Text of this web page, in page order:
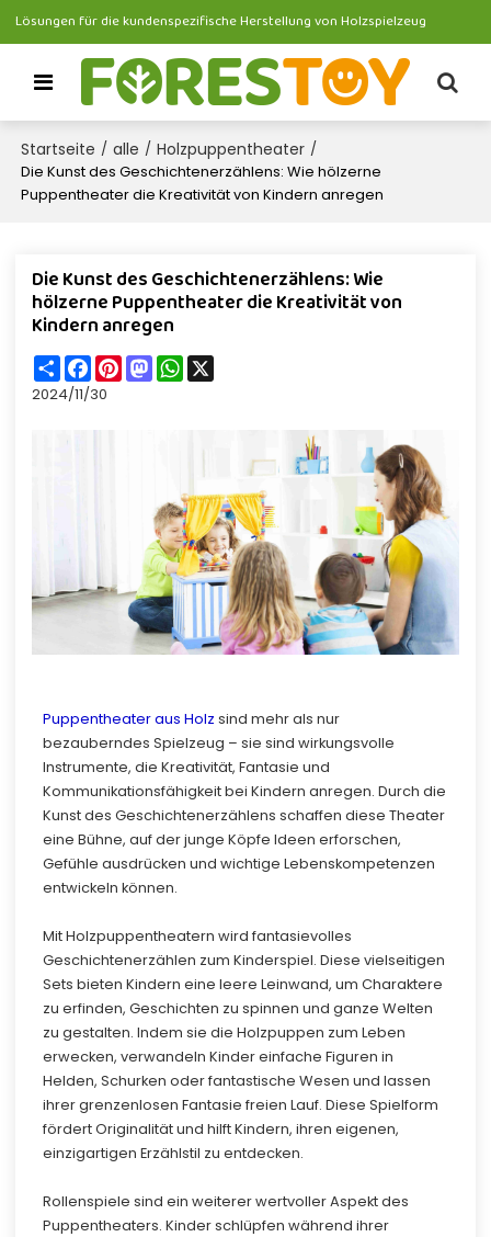
Lösungen für die kundenspezifische Herstellung von Holzspielzeug
Startseite / alle / Holzpuppentheater /
Die Kunst des Geschichtenerzählens: Wie hölzerne
Puppentheater die Kreativität von Kindern anregen
Die Kunst des Geschichtenerzählens: Wie
hölzerne Puppentheater die Kreativität von
Kindern anregen
ShareFacebook
PinterestMastodonWhatsApp
X
2024/11/30
Puppentheater aus Holz sind mehr als nur
bezauberndes Spielzeug – sie sind wirkungsvolle
Instrumente, die Kreativität, Fantasie und
Kommunikationsfähigkeit bei Kindern anregen. Durch die
Kunst des Geschichtenerzählens schaffen diese Theater
eine Bühne, auf der junge Köpfe Ideen erforschen,
Gefühle ausdrücken und wichtige Lebenskompetenzen
entwickeln können.
Mit Holzpuppentheatern wird fantasievolles
Geschichtenerzählen zum Kinderspiel. Diese vielseitigen
Sets bieten Kindern eine leere Leinwand, um Charaktere
zu erfinden, Geschichten zu spinnen und ganze Welten
zu gestalten. Indem sie die Holzpuppen zum Leben
erwecken, verwandeln Kinder einfache Figuren in
Helden, Schurken oder fantastische Wesen und lassen
ihrer grenzenlosen Fantasie freien Lauf. Diese Spielform
fördert Originalität und hilft Kindern, ihren eigenen,
einzigartigen Erzählstil zu entdecken.
Rollenspiele sind ein weiterer wertvoller Aspekt des
Puppentheaters. Kinder schlüpfen während ihrer